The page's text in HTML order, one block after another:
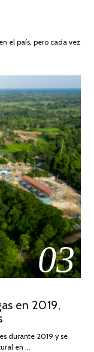
el país, pero cada vez
03
en 2019,
durante 2019 y se
en …